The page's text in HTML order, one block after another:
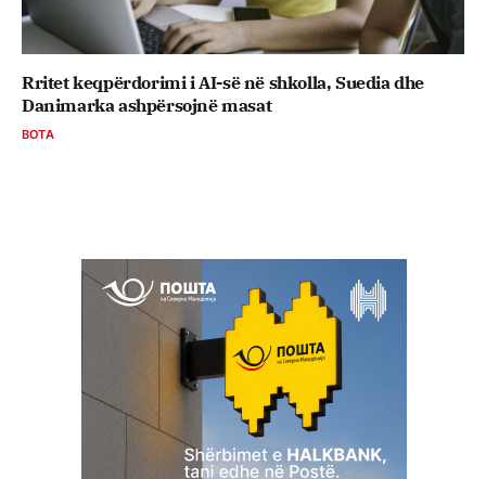
Rritet keqpërdorimi i AI-së në shkolla, Suedia dhe
Danimarka ashpërsojnë masat
BOTA